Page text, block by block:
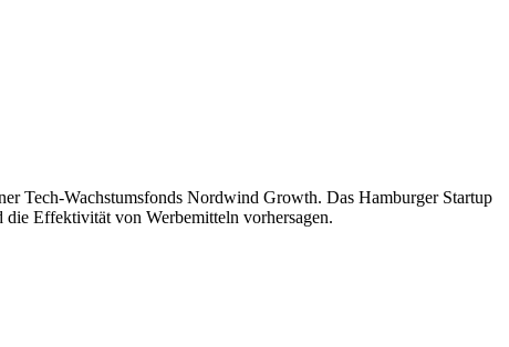
Tech-Wachstumsfonds Nordwind Growth. Das Hamburger Startup
die Effektivität von Werbemitteln vorhersagen.